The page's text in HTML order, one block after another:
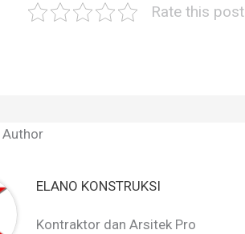
Rate this post
Author
ELANO KONSTRUKSI
Kontraktor dan Arsitek Pro